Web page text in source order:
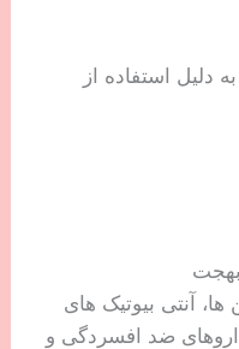
دلیل استفاده از
ها، آنتی بیوتیک های
ضد افسردگی و